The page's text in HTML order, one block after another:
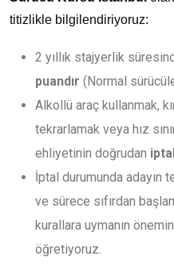
titizlikle bilgilendiriyoruz:
2 yıllık stajyerlik
puandır (Normal
Alkollü araç kullanmak,
tekrarlamak veya hız
ehliyetinin doğrudan
İptal durumunda adayın
ve sürece sıfırdan
kurallara uymanın
öğretiyoruz.